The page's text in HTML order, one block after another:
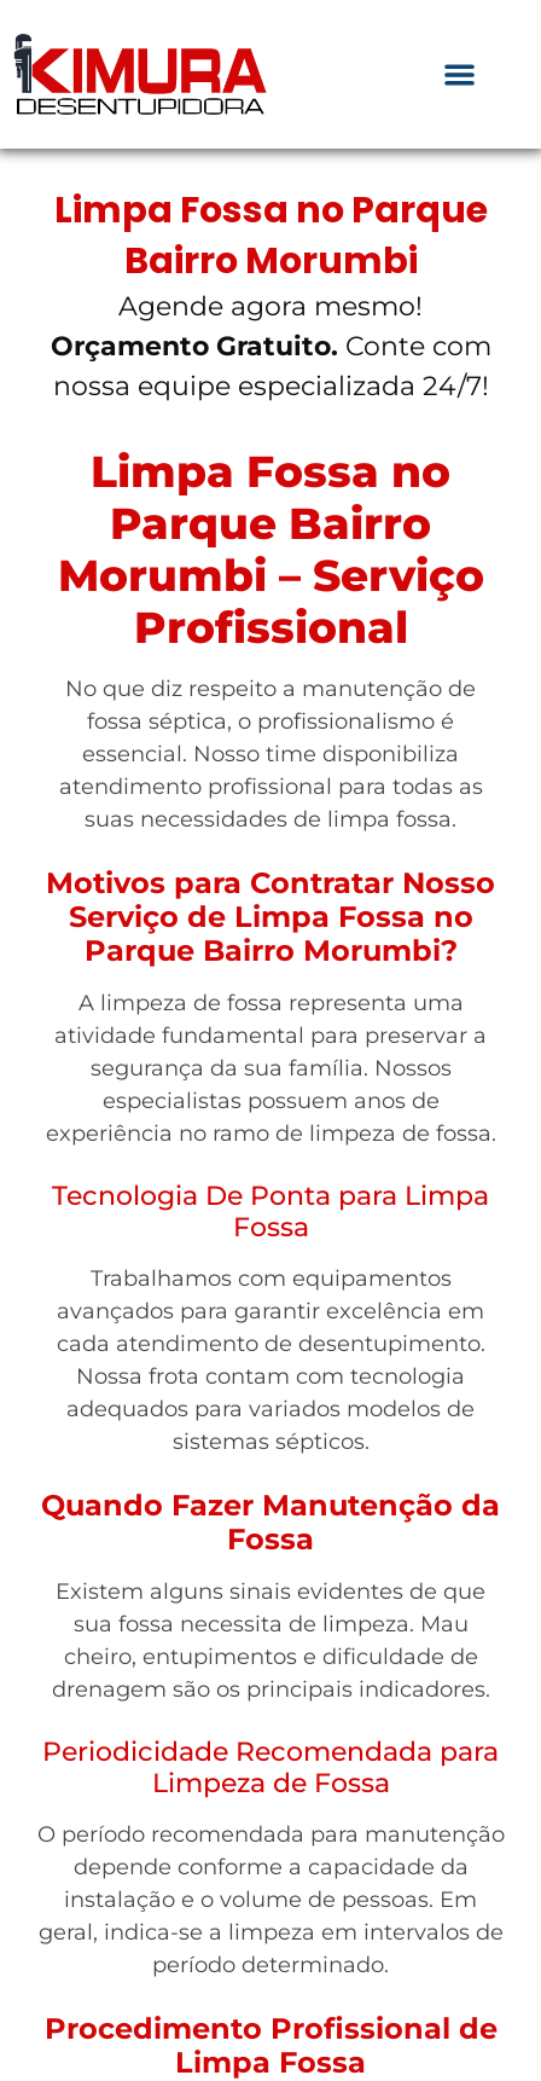
Limpa Fossa no Parque
Bairro Morumbi
Agende agora mesmo!
Orçamento Gratuito. Conte com
nossa equipe especializada 24/7!
Limpa Fossa no
Parque Bairro
Morumbi – Serviço
Profissional
No que diz respeito a manutenção de
fossa séptica, o profissionalismo é
essencial. Nosso time disponibiliza
atendimento profissional para todas as
suas necessidades de limpa fossa.
Motivos para Contratar Nosso
Serviço de Limpa Fossa no
Parque Bairro Morumbi?
A limpeza de fossa representa uma
atividade fundamental para preservar a
segurança da sua família. Nossos
especialistas possuem anos de
experiência no ramo de limpeza de fossa.
Tecnologia De Ponta para Limpa
Fossa
Trabalhamos com equipamentos
avançados para garantir excelência em
cada atendimento de desentupimento.
Nossa frota contam com tecnologia
adequados para variados modelos de
sistemas sépticos.
Quando Fazer Manutenção da
Fossa
Existem alguns sinais evidentes de que
sua fossa necessita de limpeza. Mau
cheiro, entupimentos e dificuldade de
drenagem são os principais indicadores.
Periodicidade Recomendada para
Limpeza de Fossa
O período recomendada para manutenção
depende conforme a capacidade da
instalação e o volume de pessoas. Em
geral, indica-se a limpeza em intervalos de
período determinado.
Procedimento Profissional de
Limpa Fossa